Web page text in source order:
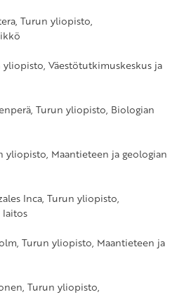
Turun yliopisto,
yliopisto, Väestötutkimuskeskus ja
Turun yliopisto, Biologian
yliopisto, Maantieteen ja geologian
Inca, Turun yliopisto,
laitos
Turun yliopisto, Maantieteen ja
Turun yliopisto,